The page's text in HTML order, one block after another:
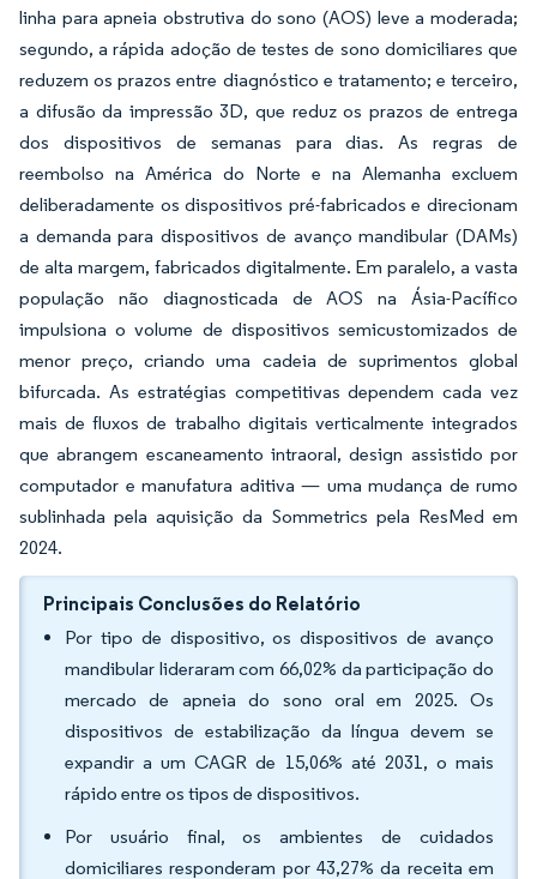
linha para apneia obstrutiva do sono (AOS) leve a moderada;
segundo, a rápida adoção de testes de sono domiciliares que
reduzem os prazos entre diagnóstico e tratamento; e terceiro,
a difusão da impressão 3D, que reduz os prazos de entrega
dos dispositivos de semanas para dias. As regras de
reembolso na América do Norte e na Alemanha excluem
deliberadamente os dispositivos pré-fabricados e direcionam
a demanda para dispositivos de avanço mandibular (DAMs)
de alta margem, fabricados digitalmente. Em paralelo, a vasta
população não diagnosticada de AOS na Ásia-Pacífico
impulsiona o volume de dispositivos semicustomizados de
menor preço, criando uma cadeia de suprimentos global
bifurcada. As estratégias competitivas dependem cada vez
mais de fluxos de trabalho digitais verticalmente integrados
que abrangem escaneamento intraoral, design assistido por
computador e manufatura aditiva — uma mudança de rumo
sublinhada pela aquisição da Sommetrics pela ResMed em
2024.
Principais Conclusões do Relatório
Por tipo de dispositivo, os dispositivos de avanço
mandibular lideraram com 66,02% da participação do
mercado de apneia do sono oral em 2025. Os
dispositivos de estabilização da língua devem se
expandir a um CAGR de 15,06% até 2031, o mais
rápido entre os tipos de dispositivos.
Por usuário final, os ambientes de cuidados
domiciliares responderam por 43,27% da receita em